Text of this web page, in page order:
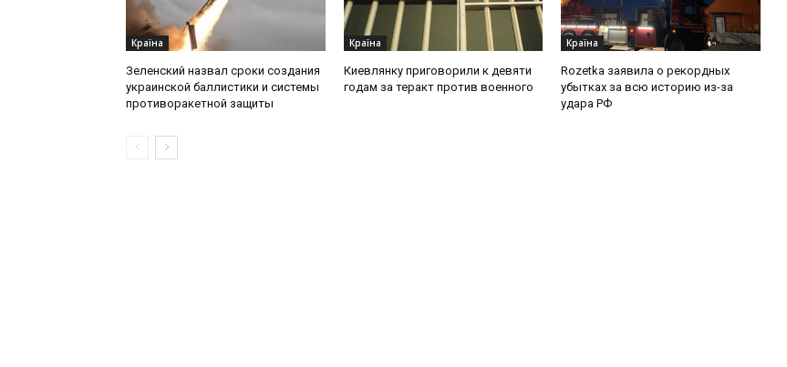
Країна
Зеленский назвал сроки создания
украинской баллистики и системы
противоракетной защиты
Країна
Киевлянку приговорили к девяти
годам за теракт против военного
Країна
Rozetka заявила о рекордных
убытках за всю историю из-за
удара РФ